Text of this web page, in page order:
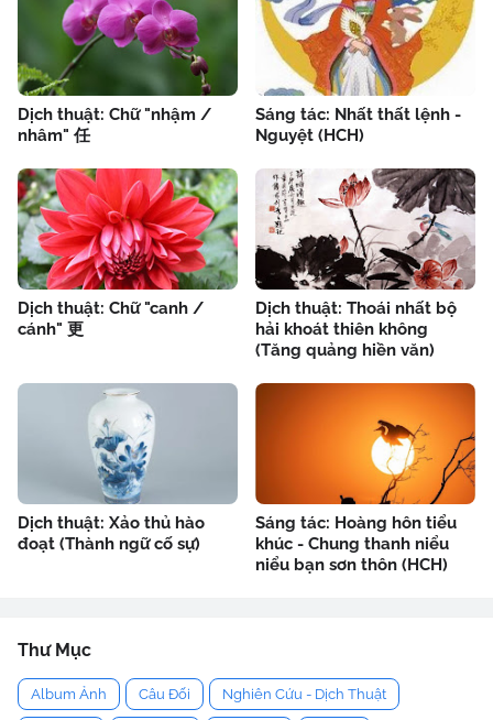
Dịch thuật: Chữ "nhậm /
nhâm" 任
Sáng tác: Nhất thất lệnh -
Nguyệt (HCH)
Dịch thuật: Chữ "canh /
cánh" 更
Dịch thuật: Thoái nhất bộ
hải khoát thiên không
(Tăng quảng hiền văn)
Dịch thuật: Xảo thủ hào
đoạt (Thành ngữ cố sự)
Sáng tác: Hoàng hôn tiểu
khúc - Chung thanh niểu
niểu bạn sơn thôn (HCH)
Thư Mục
Album Ảnh Câu Đối Nghiên Cứu - Dịch Thuật